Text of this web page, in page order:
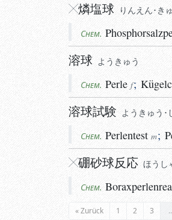
燐塩球 りんえん･き
Chem.
溶球 よう きゅう
Chem. Perle f;
溶球試験 ようきゅう･
Chem. Perlentest m;
硼砂球反応 ほうし
Chem.
« Zurück 1 2 3